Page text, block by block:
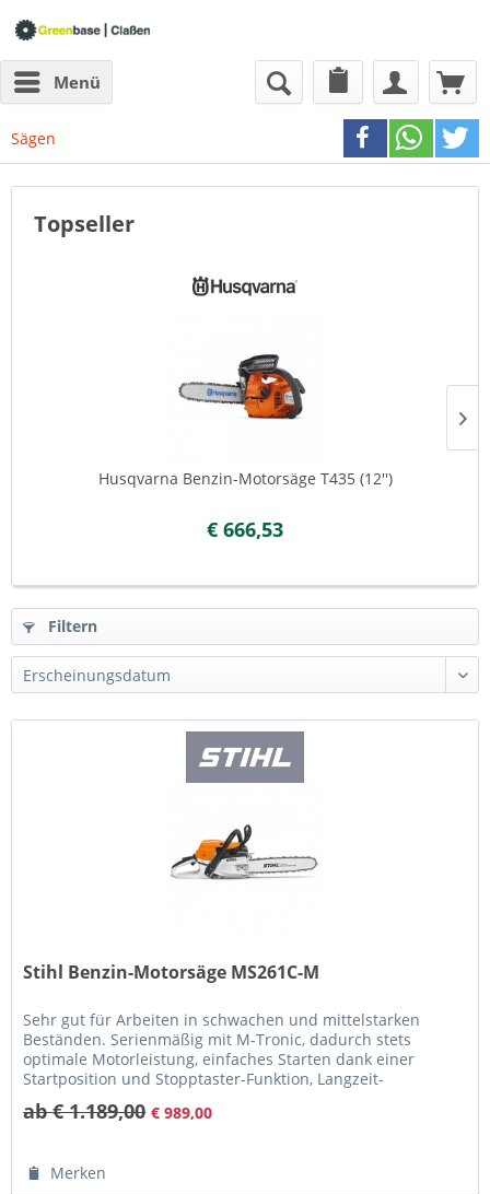
Menü
Sägen
Topseller
Husqvarna Benzin-Motorsäge T435 (12'')
€ 666,53
Filtern
Stihl Benzin-Motorsäge MS261C-M
Sehr gut für Arbeiten in schwachen und mittelstarken
Beständen. Serienmäßig mit M-Tronic, dadurch stets
optimale Motorleistung, einfaches Starten dank einer
Startposition und Stopptaster-Funktion, Langzeit-
Luftfiltersystem mit HD2-Filter...
ab € 1.189,00 € 989,00
Merken